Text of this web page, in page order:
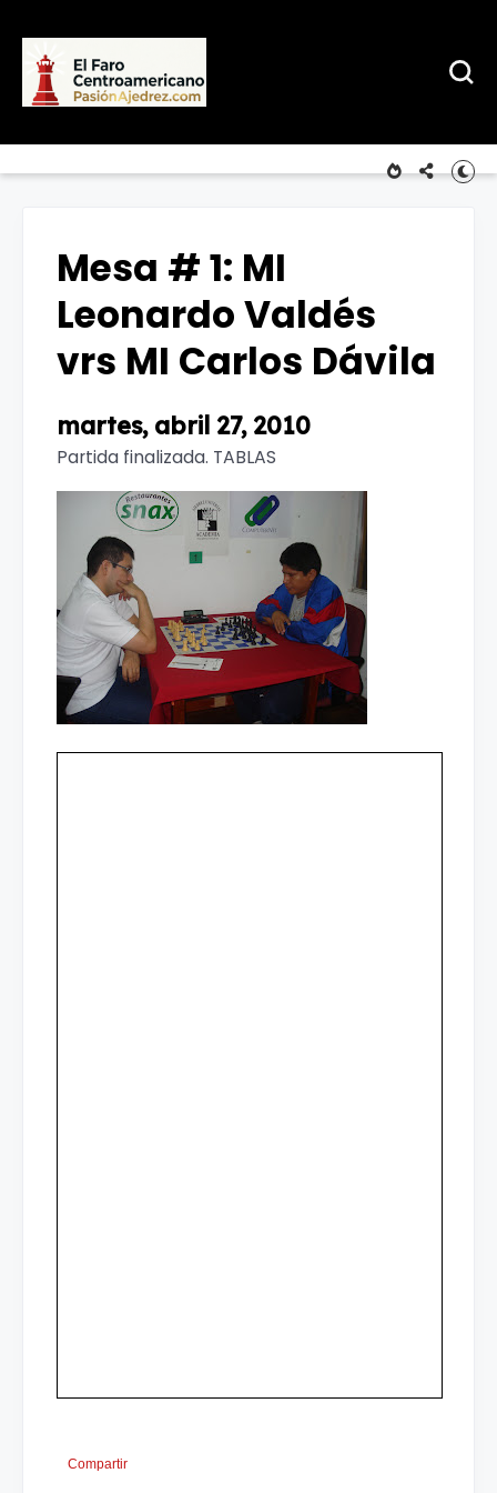
Mesa # 1: MI
Leonardo Valdés
vrs MI Carlos Dávila
martes, abril 27, 2010
Partida finalizada. TABLAS
Compartir